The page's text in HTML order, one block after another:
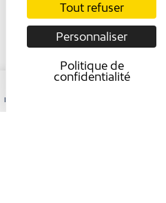
CONFORT ET
Accessible en fauteuil
Hébergements
Tout refuser
Personnaliser
Politique de
confidentialité